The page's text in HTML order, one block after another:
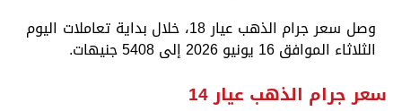
وصل سعر جرام الذهب عيار 18، خلال بداية تعاملات اليوم
الثلاثاء الموافق 16 يونيو 2026 إلى 5408 جنيهات.
سعر جرام الذهب عيار 14